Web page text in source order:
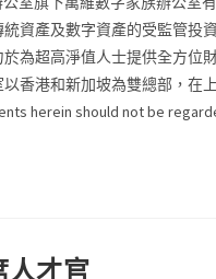
資產及數字資產的受監管
為超高淨值人士提供全方
香港和新加坡為雙總部，
herein should not be
人才官